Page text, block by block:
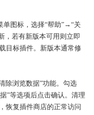
单图标，选择“帮助”→“关
，若有新版本可用则立即
目标插件。新版本通常修
除浏览数据”功能。勾选
”等选项后点击确认。清理
恢复插件商店的正常访问